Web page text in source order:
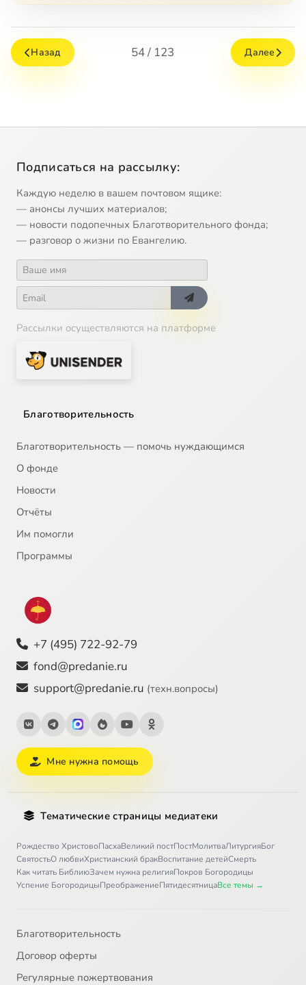
Назад 54 / 123 Далее
Подписаться на рассылку:
Каждую неделю в вашем почтовом ящике:
— анонсы лучших материалов;
— новости подопечных Благотворительного фонда;
— разговор о жизни по Евангелию.
Рассылки осуществляются на платформе
Благотворительность
Благотворительность — помочь нуждающимся
О фонде
Новости
Отчёты
Им помогли
Программы
+7 (495) 722-92-79
fond@predanie.ru
support@predanie.ru (техн.вопросы)
Мне нужна помощь
Тематические страницы медиатеки
Рождество ХристовоПасхаВеликий постПостМолитваЛитургияБог
СвятостьО любвиХристианский бракВоспитание детейСмерть
Как читать БиблиюЗачем нужна религияПокров Богородицы
Успение БогородицыПреображениеПятидесятницаВсе темы →
Благотворительность
Договор оферты
Регулярные пожертвования